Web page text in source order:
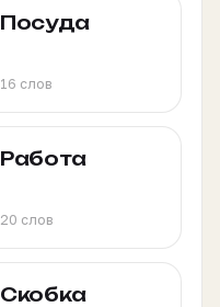
Посуда
16 слов
Работа
20 слов
Скобка